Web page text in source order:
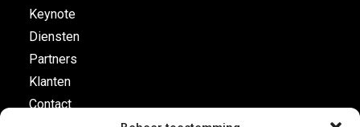
Keynote
Diensten
Partners
Klanten
Contact